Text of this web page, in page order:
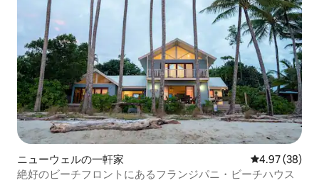
ニューウェルの一軒家 レビュー38
4.97 (38)
絶好のビーチフロントにあるフランジパニ・ビーチハウス